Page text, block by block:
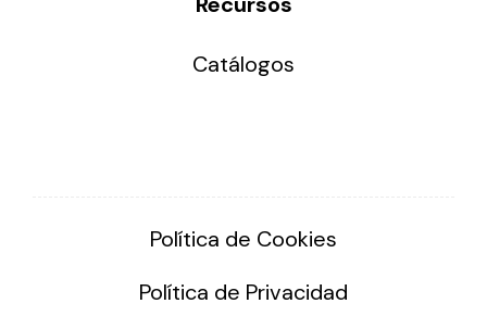
Catálogos
Política de Cookies
Política de Privacidad